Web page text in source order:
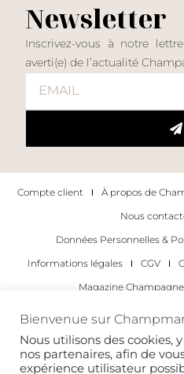
Newsletter
Inscrivez-vous à notre
averti(e) de l’actualité
Compte client À propos de
Nous
Données Personnelles &
Informations légales
CGV
Magazine Champagne
Les occasions pour déguster du
Pour les
Bienvenue sur
Nous utilisons des cookies,
nos partenaires, afin de
expérience utilisateur